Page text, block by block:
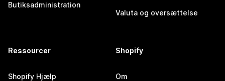
Butiksadministration
Valuta og oversættelse
Ressourcer
Shopify Hjælp
Shopify
Om